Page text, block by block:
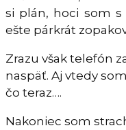
si plán, hoci som
ešte párkrát
Zrazu však telefón
naspäť. Aj vtedy
čo teraz….
Nakoniec som